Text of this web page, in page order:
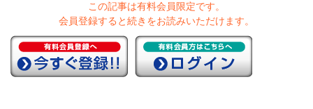
この記事は有料会員限定です。
会員登録すると続きをお読みいただけます。